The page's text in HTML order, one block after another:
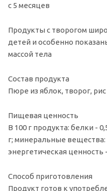
с 5 месяцев
Продукты с творогом
детей и особенно
массой тела
Состав продукта
Пюре из яблок, творог, рис
Пищевая ценность
В 100 г продукта: белки -
г; минеральные вещества:
энергетическая ценность
Способ приготовления
Продукт готов к